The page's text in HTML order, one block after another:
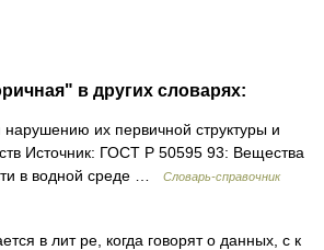
в других словарях:
их первичной структуры и
Источник: ГОСТ Р 50595 93: Вещества
в водной среде …
Словарь-справочник
в лит ре, когда говорят о данных, с к